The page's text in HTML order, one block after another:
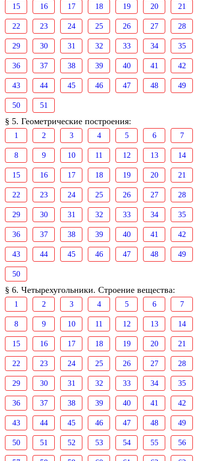
15 16 17 18 19 20 21
22 23 24 25 26 27 28
29 30 31 32 33 34 35
36 37 38 39 40 41 42
43 44 45 46 47 48 49
50 51
§ 5. Геометрические построения:
1 2 3 4 5 6 7
8 9 10 11 12 13 14
15 16 17 18 19 20 21
22 23 24 25 26 27 28
29 30 31 32 33 34 35
36 37 38 39 40 41 42
43 44 45 46 47 48 49
50
§ 6. Четырехугольники. Строение вещества:
1 2 3 4 5 6 7
8 9 10 11 12 13 14
15 16 17 18 19 20 21
22 23 24 25 26 27 28
29 30 31 32 33 34 35
36 37 38 39 40 41 42
43 44 45 46 47 48 49
50 51 52 53 54 55 56